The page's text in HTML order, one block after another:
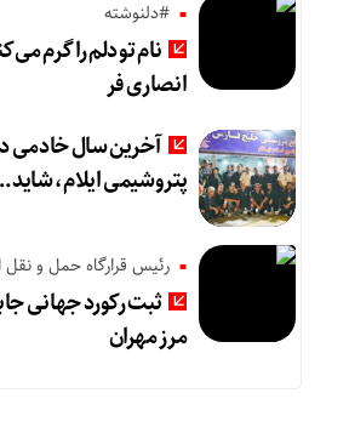
#دلنوشته
نام تو دلم را گرم
انصاری فر
آخرین سال خادمی
پتروشیمی ایلام، شاید
رئیس قرارگاه حمل و نقل
ثبت رکورد جهانی
مرز مهران